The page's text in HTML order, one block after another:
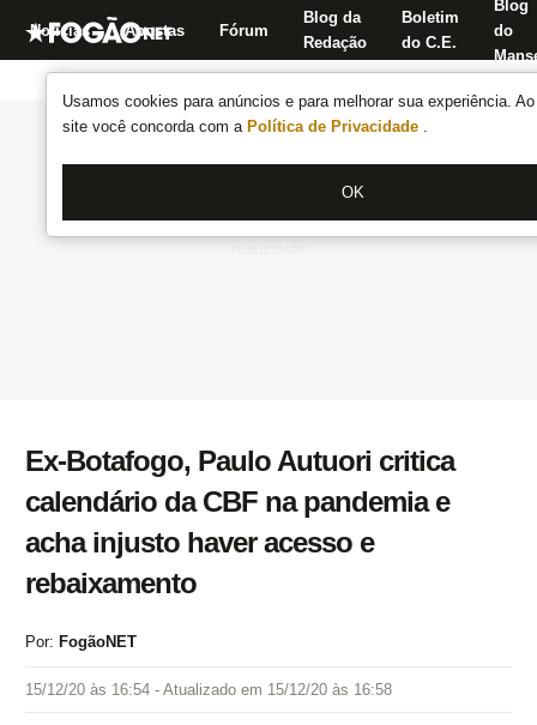
Usamos cookies para anúncios e para melhorar sua experiência.
site você concorda com a Política de Privacidade .
OK
Notícias Apostas Fórum
Blog da
Redação
Boletim
do C.E.
Blog
do
Ex-Botafogo, Paulo Autuori critica
calendário da CBF na pandemia e
acha injusto haver acesso e
rebaixamento
Por: FogãoNET
15/12/20 às 16:54 - Atualizado em 15/12/20 às 16:58